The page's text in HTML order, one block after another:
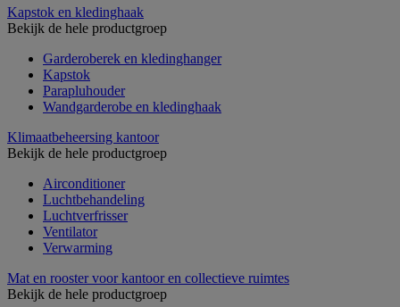
Kapstok en kledinghaak
Bekijk de hele productgroep
Garderoberek en kledinghanger
Kapstok
Parapluhouder
Wandgarderobe en kledinghaak
Klimaatbeheersing kantoor
Bekijk de hele productgroep
Airconditioner
Luchtbehandeling
Luchtverfrisser
Ventilator
Verwarming
Mat en rooster voor kantoor en collectieve ruimtes
Bekijk de hele productgroep